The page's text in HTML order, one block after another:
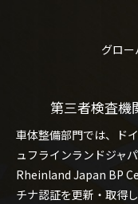
グロー
第三者検査機
車体整備部門では、ド
ュフラインランドジャ
Rheinland Japan BP
チナ認証を更新・取得し